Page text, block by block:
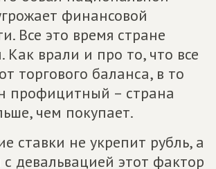
финансовой
Все это время стране
Как врали и про то, что все
торгового баланса, в то
профицитный – страна
чем покупает.
ставки не укрепит рубль, а
с девальвацией этот фактор